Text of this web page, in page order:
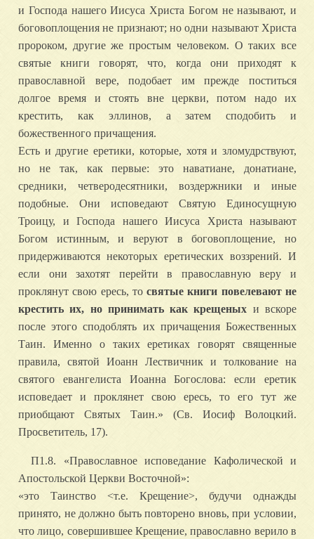
и Господа нашего Иисуса Христа Богом не называют, и
боговоплощения не признают; но одни называют Христа
пророком, другие же простым человеком. О таких все
святые книги говорят, что, когда они приходят к
православной вере, подобает им прежде поститься
долгое время и стоять вне церкви, потом надо их
крестить, как эллинов, а затем сподобить и
божественного причащения.
Есть и другие еретики, которые, хотя и зломудрствуют,
но не так, как первые: это наватиане, донатиане,
средники, четверодесятники, воздержники и иные
подобные. Они исповедают Святую Единосущную
Троицу, и Господа нашего Иисуса Христа называют
Богом истинным, и веруют в боговоплощение, но
придерживаются некоторых еретических воззрений. И
если они захотят перейти в православную веру и
проклянут свою ересь, тосвятые книги повелевают не
крестить их, но принимать как крещеных и вскоре
после этого сподоблять их причащения Божественных
Таин. Именно о таких еретиках говорят священные
правила, святой Иоанн Лествичник и толкование на
святого евангелиста Иоанна Богослова: если еретик
исповедает и проклянет свою ересь, то его тут же
приобщают Святых Таин.» (Св. Иосиф Волоцкий.
Просветитель, 17).
П1.8. «Православное исповедание Кафолической и
Апостольской Церкви Восточной»:
«это Таинство <т.е. Крещение>, будучи однажды
принято, не должно быть повторено вновь, при условии,
что лицо, совершившее Крещение, православно верило в